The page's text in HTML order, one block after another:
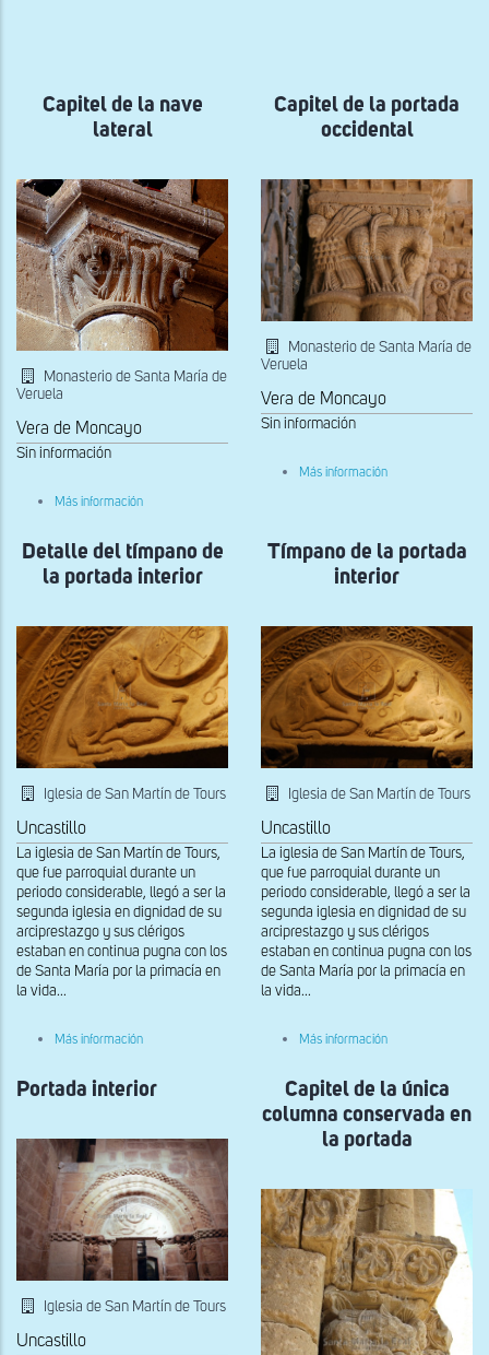
navegación
Capitel de la nave
lateral
Monasterio de Santa María de
Veruela
Vera de Moncayo
Sin información
Más información
la
nave
lateral
Capitel de la portada
occidental
Monasterio de Santa María de
Veruela
Vera de Moncayo
Sin información
Más información
occidental
Detalle del tímpano de
la portada interior
Iglesia de San Martín de Tours
Uncastillo
La iglesia de San Martín de Tours,
que fue parroquial durante un
periodo considerable, llegó a ser la
segunda iglesia en dignidad de su
arciprestazgo y sus clérigos
estaban en continua pugna con los
de Santa María por la primacía en
la vida...
Más información
tímpano
interior
Tímpano de la portada
interior
Iglesia de San Martín de Tours
Uncastillo
La iglesia de San Martín de Tours,
que fue parroquial durante un
periodo considerable, llegó a ser la
segunda iglesia en dignidad de su
arciprestazgo y sus clérigos
estaban en continua pugna con los
de Santa María por la primacía en
la vida...
Más información
la
interior
Portada interior
Iglesia de San Martín de Tours
Uncastillo
Capitel de la única
columna conservada en
la portada